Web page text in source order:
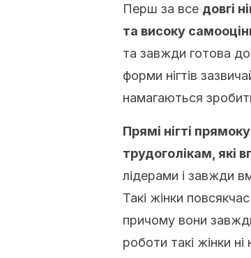
Перш за все довгі
та високу
та завжди готова до
форми нігтів
намагаються
Прямі нігті
трудоголікам, які
лідерами і завжди
Такі жінки
причому вони
роботи такі жінки